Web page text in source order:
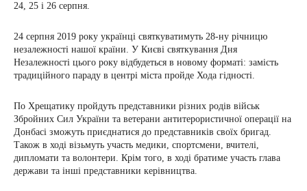
24, 25 і 26 серпня.
24 серпня 2019 року українці святкуватимуть 28-ну річницю
незалежності нашої країни. У Києві святкування Дня
Незалежності цього року відбудеться в новому форматі: замість
традиційного параду в центрі міста пройде Хода гідності.
По Хрещатику пройдуть представники різних родів військ
Збройних Сил України та ветерани антитерористичної операції на
Донбасі зможуть приєднатися до представників своїх бригад.
Також в ході візьмуть участь медики, спортсмени, вчителі,
дипломати та волонтери. Крім того, в ході братиме участь глава
держави та інші представники керівництва.